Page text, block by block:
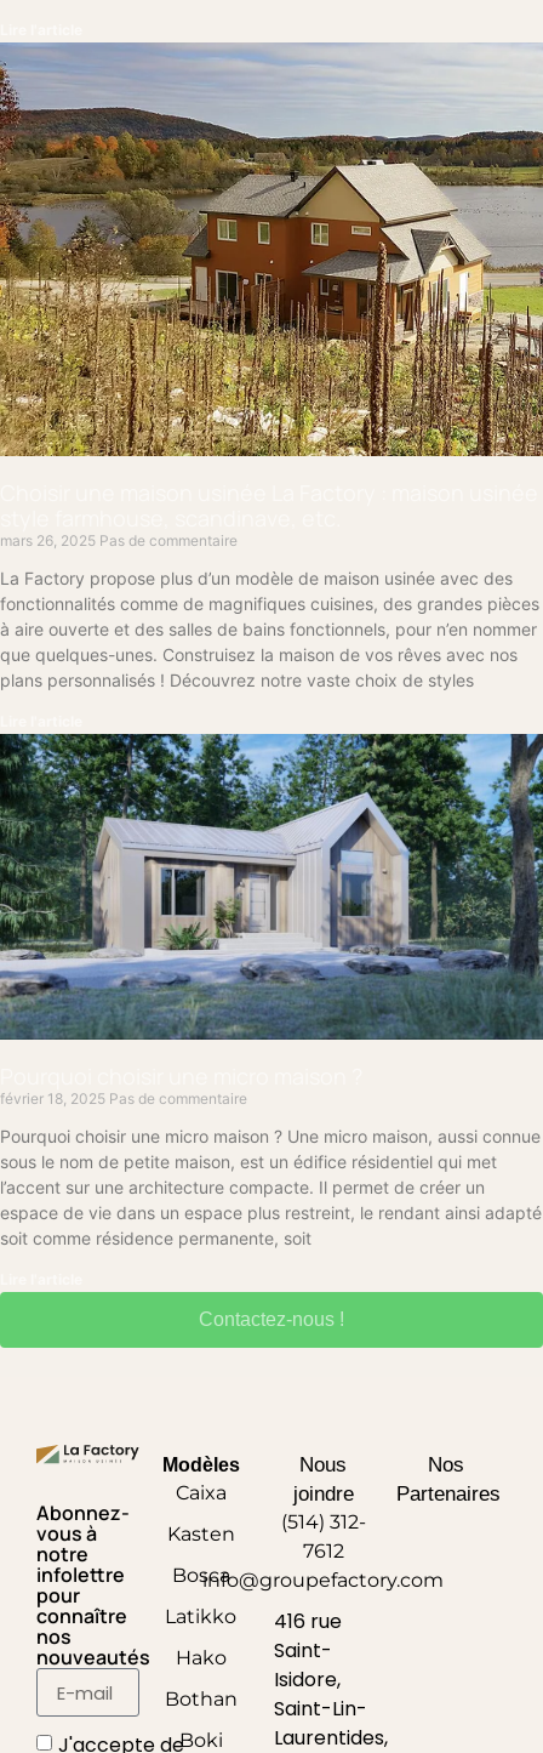
mars 26, 2025 Pas de commentaire
La Factory propose plus d’un modèle de maison usinée avec des
fonctionnalités comme de magnifiques cuisines, des grandes pièces
à aire ouverte et des salles de bains fonctionnels, pour n’en nommer
que quelques-unes. Construisez la maison de vos rêves avec nos
plans personnalisés ! Découvrez notre vaste choix de styles
février 18, 2025 Pas de commentaire
Pourquoi choisir une micro maison ? Une micro maison, aussi connue
sous le nom de petite maison, est un édifice résidentiel qui met
l’accent sur une architecture compacte. Il permet de créer un
espace de vie dans un espace plus restreint, le rendant ainsi adapté
soit comme résidence permanente, soit
Contactez-nous !
Abonnez-
vous à
notre
infolettre
pour
connaître
nos
nouveautés
J'accepte de
Modèles
Caixa
Kasten
Bosca
Latikko
Hako
Bothan
Boki
Nous
joindre
(514) 312-
7612
info@groupefactory.com
416 rue
Saint-
Isidore,
Saint-Lin-
Laurentides,
Nos
Partenaires